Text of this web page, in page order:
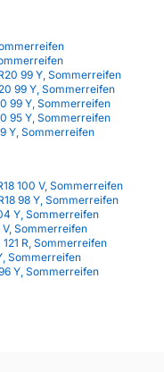
99 Y, Sommerreifen
99 Y, Sommerreifen
99 Y, Sommerreifen
95 Y, Sommerreifen
Y, Sommerreifen
100 V, Sommerreifen
98 Y, Sommerreifen
Y, Sommerreifen
V, Sommerreifen
R, Sommerreifen
Sommerreifen
Y, Sommerreifen